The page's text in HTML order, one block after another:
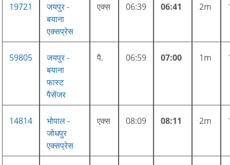
19721
जयपुर -
बयाना
एक्सप्रेस
एक्स 06:39 06:41 2m
59805
जयपुर -
बयाना
फास्ट
पैसेंजर
पै. 06:59 07:00 1m
14814
भोपाल -
जोधपुर
एक्सप्रेस
एक्स 08:09 08:11 2m